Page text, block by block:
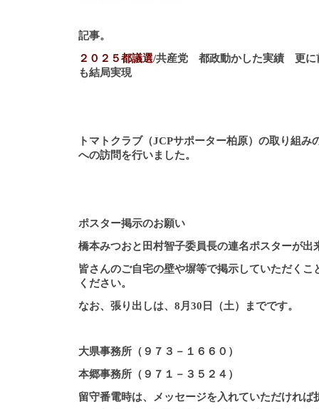
記事。
２０２５都議選/共産党 都政動かした実績 更に
も結局実現
トマトクラブ（JCPサポーター柏原）の取り組み
への訪問を行いました。
ポスター掲示のお願い
橋本みつおと田村智子委員長の連名ポスターが出
皆さんのご自宅の壁や塀等で掲示していただくこ
ください。
なお、張り出しは、8月30日（土）までです。
大県事務所（９７３－１６６０）
本郷事務所（９７１－３５２４）
留守番電時は、メッセージを入れていただければ